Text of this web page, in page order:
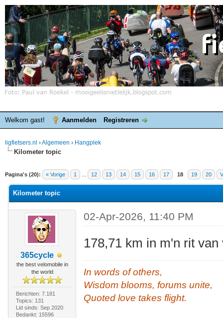
Welkom gast! Aanmelden Registreren
ligfietsers.nl ›Algemeen › Hangplek
Kilometer topic
Pagina's (20): « Vorige 1 12 13 14 15 16 17 18 19 20
waardering is 0
Kilometer topic
365cycle
the best velomobile in
the world
Berichten: 7.181
Topics: 131
Lid sinds: Sep 2020
Bedankt: 15596
02-Apr-2026, 11:40 PM
178,71 km in m'n rit
In words of others,
Wisdom blooms, forums unite,
Quoted love takes flight.